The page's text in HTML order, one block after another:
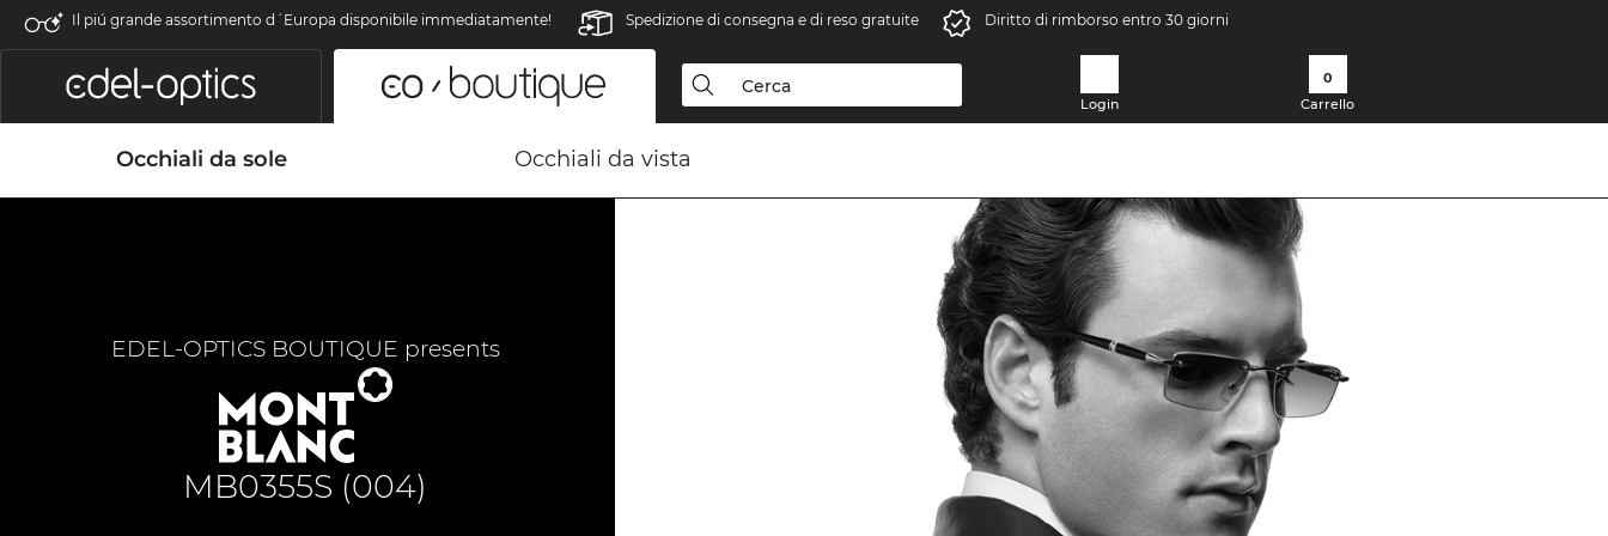
Il piú grande assortimento d´Europa disponibile immediatamente! Spedizione di consegna e di reso gratuite Diritto di rimborso entro 30 giorni
Login
0
Carrello
Occhiali da sole Occhiali da vista
MB0355S (004)
EDEL-OPTICS BOUTIQUE presents